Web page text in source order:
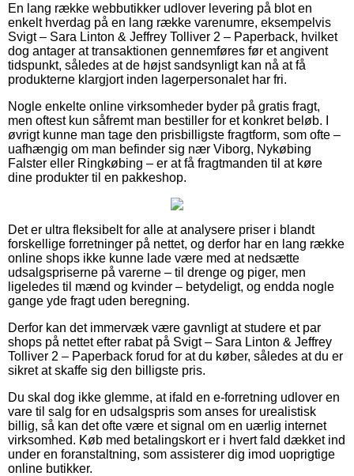
En lang række webbutikker udlover levering på blot en
enkelt hverdag på en lang række varenumre, eksempelvis
Svigt – Sara Linton & Jeffrey Tolliver 2 – Paperback, hvilket
dog antager at transaktionen gennemføres før et angivent
tidspunkt, således at de højst sandsynligt kan nå at få
produkterne klargjort inden lagerpersonalet har fri.
Nogle enkelte online virksomheder byder på gratis fragt,
men oftest kun såfremt man bestiller for et konkret beløb. I
øvrigt kunne man tage den prisbilligste fragtform, som ofte –
uafhængig om man befinder sig nær Viborg, Nykøbing
Falster eller Ringkøbing – er at få fragtmanden til at køre
dine produkter til en pakkeshop.
Det er ultra fleksibelt for alle at analysere priser i blandt
forskellige forretninger på nettet, og derfor har en lang række
online shops ikke kunne lade være med at nedsætte
udsalgspriserne på varerne – til drenge og piger, men
ligeledes til mænd og kvinder – betydeligt, og endda nogle
gange yde fragt uden beregning.
Derfor kan det immervæk være gavnligt at studere et par
shops på nettet efter rabat på Svigt – Sara Linton & Jeffrey
Tolliver 2 – Paperback forud for at du køber, således at du er
sikret at skaffe sig den billigste pris.
Du skal dog ikke glemme, at ifald en e-forretning udlover en
vare til salg for en udsalgspris som anses for urealistisk
billig, så kan det ofte være et signal om en uærlig internet
virksomhed. Køb med betalingskort er i hvert fald dækket ind
under en foranstaltning, som assisterer dig imod uoprigtige
online butikker.